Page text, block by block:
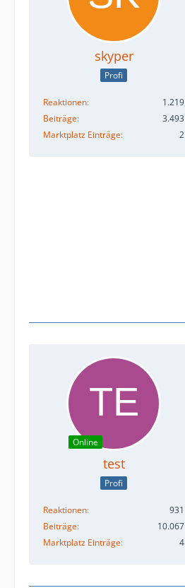
skyper
Profi
Reaktionen
1.219
Beiträge
3.493
Marktplatz Einträge
2
Online
test
Profi
Reaktionen
931
Beiträge
10.067
Marktplatz Einträge
4